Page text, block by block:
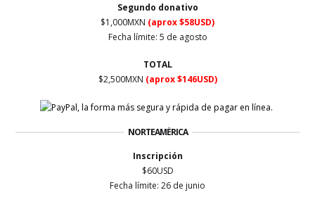
Segundo donativo
$1,000MXN (aprox $58USD)
Fecha límite: 5 de agosto
TOTAL
$2,500MXN (aprox $146USD)
NORTEAMÉRICA
Inscripción
$60USD
Fecha límite: 26 de junio